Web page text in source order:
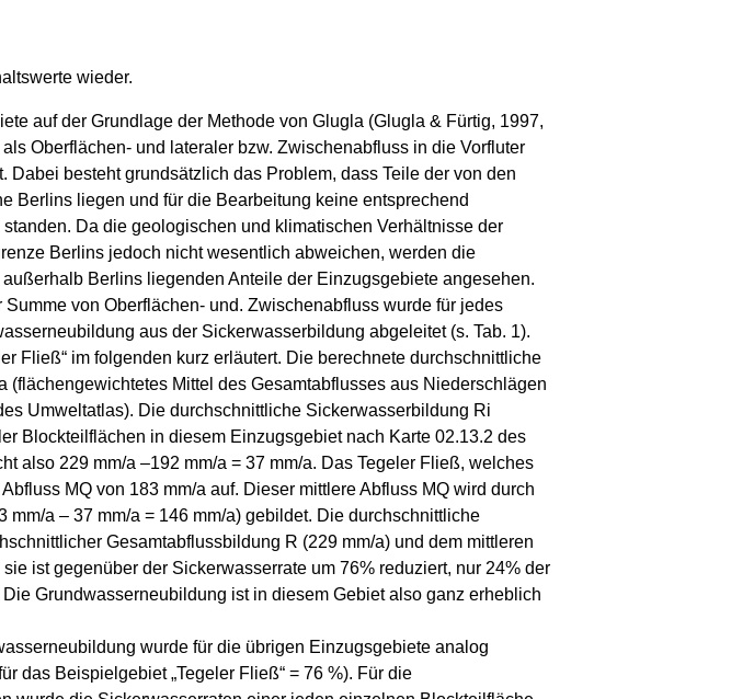
wieder.
auf der Grundlage der Methode von Glugla (Glugla & Fürtig, 1997,
Oberflächen- und lateraler bzw. Zwischenabfluss in die Vorfluter
besteht grundsätzlich das Problem, dass Teile der von den
Berlins liegen und für die Bearbeitung keine entsprechend
Da die geologischen und klimatischen Verhältnisse der
Berlins jedoch nicht wesentlich abweichen, werden die
Berlins liegenden Anteile der Einzugsgebiete angesehen.
von Oberflächen- und. Zwischenabfluss wurde für jedes
aus der Sickerwasserbildung abgeleitet (s. Tab. 1).
Fließ“ im folgenden kurz erläutert. Die berechnete durchschnittliche
Mittel des Gesamtabflusses aus Niederschlägen
Umweltatlas). Die durchschnittliche Sickerwasserbildung Ri
Blockteilflächen in diesem Einzugsgebiet nach Karte 02.13.2 des
also 229 mm/a –192 mm/a = 37 mm/a. Das Tegeler Fließ, welches
MQ von 183 mm/a auf. Dieser mittlere Abfluss MQ wird durch
a – 37 mm/a = 146 mm/a) gebildet. Die durchschnittliche
Gesamtabflussbildung R (229 mm/a) und dem mittleren
ist gegenüber der Sickerwasserrate um 76% reduziert, nur 24% der
Grundwasserneubildung ist in diesem Gebiet also ganz erheblich
wurde für die übrigen Einzugsgebiete analog
das Beispielgebiet „Tegeler Fließ“ = 76 %). Für die